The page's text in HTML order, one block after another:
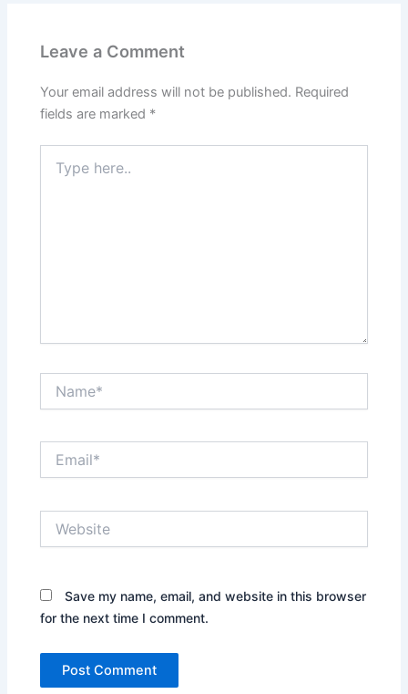
Leave a Comment
Your email address will not be published. Required
fields are marked *
here..
Save my name, email, and website in this browser
for the next time I comment.